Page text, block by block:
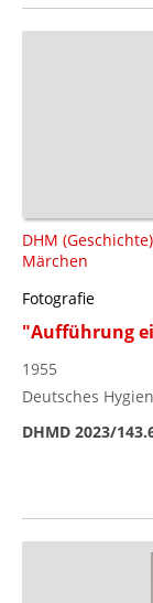
DHM (Geschichte)
Märchen
Fotografie
"Aufführung
1955
Deutsches
DHMD 2023/